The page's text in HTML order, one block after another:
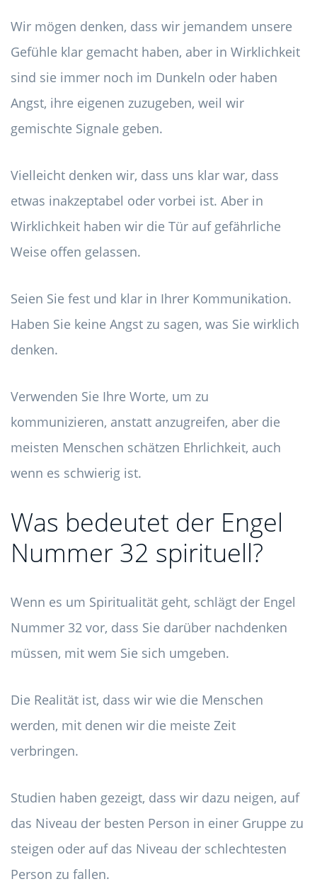
Wir mögen denken, dass wir jemandem unsere
Gefühle klar gemacht haben, aber in Wirklichkeit
sind sie immer noch im Dunkeln oder haben
Angst, ihre eigenen zuzugeben, weil wir
gemischte Signale geben.
Vielleicht denken wir, dass uns klar war, dass
etwas inakzeptabel oder vorbei ist. Aber in
Wirklichkeit haben wir die Tür auf gefährliche
Weise offen gelassen.
Seien Sie fest und klar in Ihrer Kommunikation.
Haben Sie keine Angst zu sagen, was Sie wirklich
denken.
Verwenden Sie Ihre Worte, um zu
kommunizieren, anstatt anzugreifen, aber die
meisten Menschen schätzen Ehrlichkeit, auch
wenn es schwierig ist.
Was bedeutet der Engel
Nummer 32 spirituell?
Wenn es um Spiritualität geht, schlägt der Engel
Nummer 32 vor, dass Sie darüber nachdenken
müssen, mit wem Sie sich umgeben.
Die Realität ist, dass wir wie die Menschen
werden, mit denen wir die meiste Zeit
verbringen.
Studien haben gezeigt, dass wir dazu neigen, auf
das Niveau der besten Person in einer Gruppe zu
steigen oder auf das Niveau der schlechtesten
Person zu fallen.